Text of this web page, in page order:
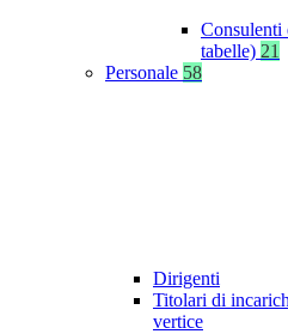
Consulenti
tabelle) 21
Personale 58
Dirigenti
Titolari di
vertice